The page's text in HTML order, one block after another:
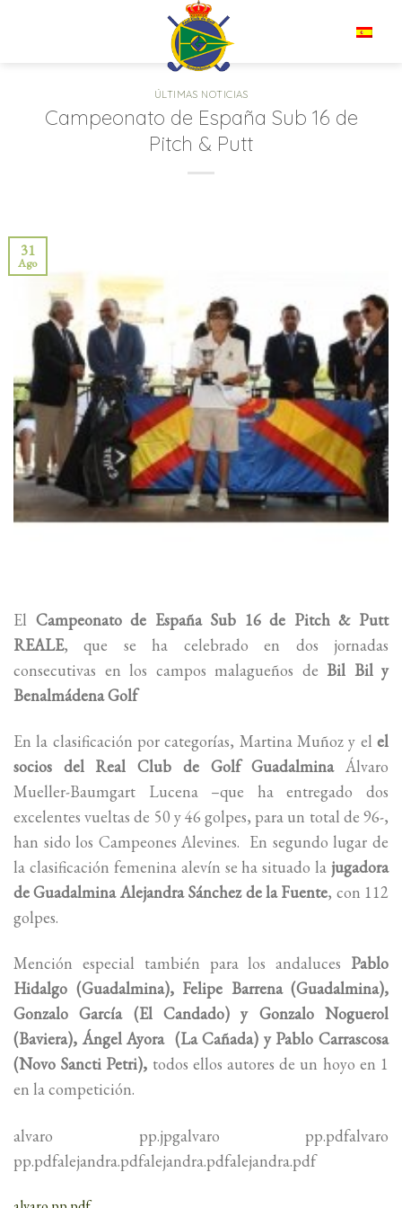
ÚLTIMAS NOTICIAS
Campeonato de España Sub 16 de
Pitch & Putt
31
Ago
El Campeonato de España Sub 16 de Pitch & Putt
REALE, que se ha celebrado en dos jornadas
consecutivas en los campos malagueños de Bil Bil y
Benalmádena Golf
En la clasificación por categorías, Martina Muñoz y el el
socios del Real Club de Golf Guadalmina Álvaro
Mueller-Baumgart Lucena –que ha entregado dos
excelentes vueltas de 50 y 46 golpes, para un total de 96-,
han sido los Campeones Alevines. En segundo lugar de
la clasificación femenina alevín se ha situado la jugadora
de Guadalmina Alejandra Sánchez de la Fuente, con 112
golpes.
Mención especial también para los andaluces Pablo
Hidalgo (Guadalmina), Felipe Barrena (Guadalmina),
Gonzalo García (El Candado) y Gonzalo Noguerol
(Baviera), Ángel Ayora (La Cañada) y Pablo Carrascosa
(Novo Sancti Petri), todos ellos autores de un hoyo en 1
en la competición.
alvaro pp.jpgalvaro pp.pdfalvaro
pp.pdfalejandra.pdfalejandra.pdfalejandra.pdf